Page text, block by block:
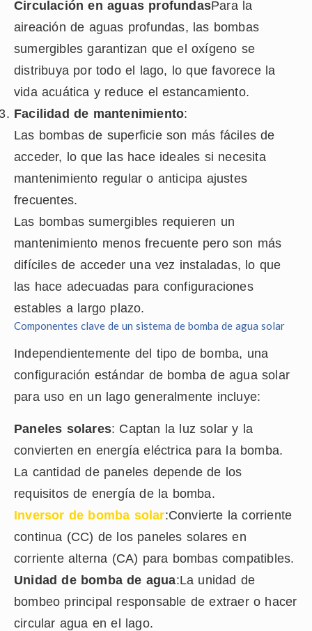
Circulación en aguas profundasPara la
aireación de aguas profundas, las bombas
sumergibles garantizan que el oxígeno se
distribuya por todo el lago, lo que favorece la
vida acuática y reduce el estancamiento.
Facilidad de mantenimiento:
Las bombas de superficie son más fáciles de
acceder, lo que las hace ideales si necesita
mantenimiento regular o anticipa ajustes
frecuentes.
Las bombas sumergibles requieren un
mantenimiento menos frecuente pero son más
difíciles de acceder una vez instaladas, lo que
las hace adecuadas para configuraciones
estables a largo plazo.
Componentes clave de un sistema de bomba de agua solar
Independientemente del tipo de bomba, una
configuración estándar de bomba de agua solar
para uso en un lago generalmente incluye:
Paneles solares: Captan la luz solar y la
convierten en energía eléctrica para la bomba.
La cantidad de paneles depende de los
requisitos de energía de la bomba.
Inversor de bomba solar:Convierte la corriente
continua (CC) de los paneles solares en
corriente alterna (CA) para bombas compatibles.
Unidad de bomba de agua:La unidad de
bombeo principal responsable de extraer o hacer
circular agua en el lago.